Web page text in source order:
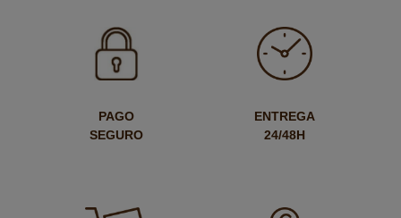
PAGO
SEGURO
ENTREGA
24/48H